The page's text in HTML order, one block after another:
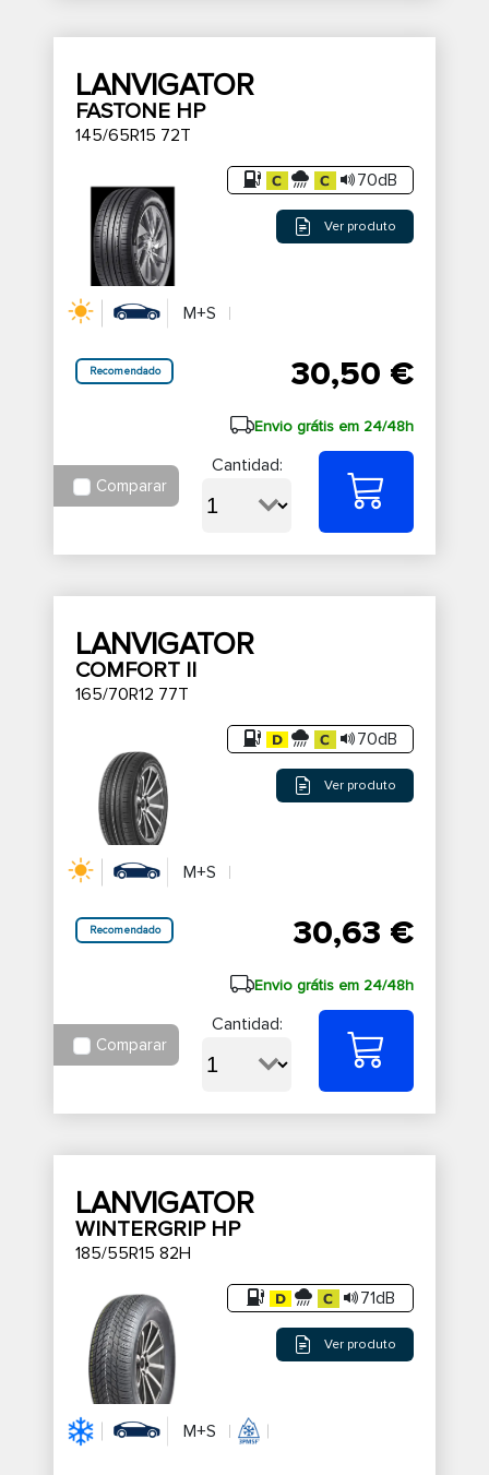
LANVIGATOR
FASTONE HP
145/65R15 72T
70dB
Ver produto
M+S
Recomendado 30,50 €
Envio grátis em 24/48h
Comparar
Cantidad:
LANVIGATOR
COMFORT II
165/70R12 77T
70dB
Ver produto
M+S
Recomendado 30,63 €
Envio grátis em 24/48h
Comparar
Cantidad:
LANVIGATOR
WINTERGRIP HP
185/55R15 82H
71dB
Ver produto
M+S